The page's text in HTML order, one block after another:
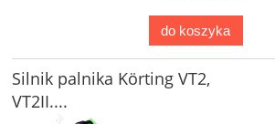
do koszyka
Silnik palnika Körting VT2,
VT2II....